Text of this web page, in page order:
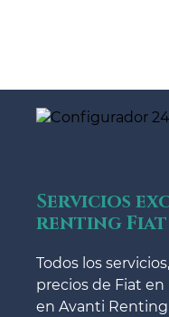
Servicios
renting Fiat
Todos los
precios de Fiat
en Avanti